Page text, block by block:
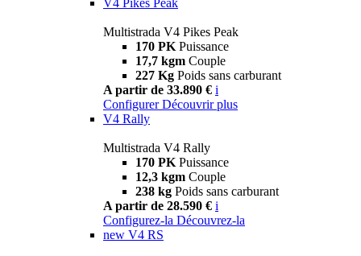
Multistrada V4 Pikes Peak
170 PK Puissance
17,7 kgm Couple
227 Kg Poids sans carburant
A partir de 33.890 € i
Configurer Découvrir plus
V4 Rally
Multistrada V4 Rally
170 PK Puissance
12,3 kgm Couple
238 kg Poids sans carburant
A partir de 28.590 € i
Configurez-la Découvrez-la
new V4 RS